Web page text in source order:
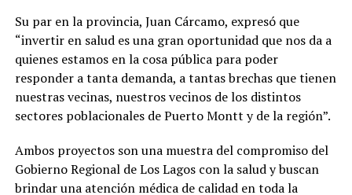
Su par en la provincia, Juan Cárcamo, expresó que
“invertir en salud es una gran oportunidad que nos da a
quienes estamos en la cosa pública para poder
responder a tanta demanda, a tantas brechas que tienen
nuestras vecinas, nuestros vecinos de los distintos
sectores poblacionales de Puerto Montt y de la región”.
Ambos proyectos son una muestra del compromiso del
Gobierno Regional de Los Lagos con la salud y buscan
brindar una atención médica de calidad en toda la